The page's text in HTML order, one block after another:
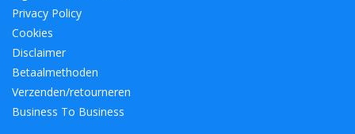
Privacy Policy
Cookies
Disclaimer
Betaalmethoden
Verzenden/retourneren
Business To Business